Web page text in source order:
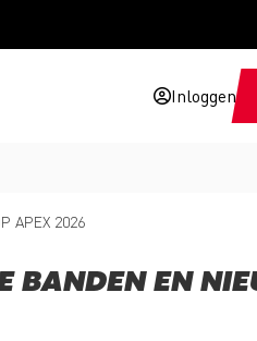
Inloggen
APEX 2026
BANDEN EN